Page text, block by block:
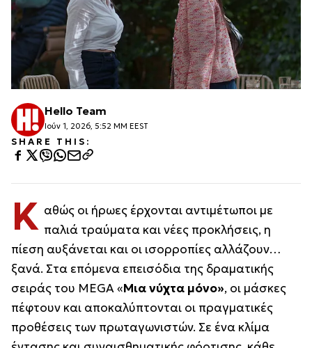
Hello Team
Ιούν 1, 2026, 5:52 ΜΜ EEST
SHARE THIS:
Κ αθώς οι ήρωες έρχονται αντιμέτωποι με
παλιά τραύματα και νέες προκλήσεις, η
πίεση αυξάνεται και οι ισορροπίες αλλάζουν…
ξανά. Στα επόμενα επεισόδια της δραματικής
σειράς του MEGA «Μια νύχτα μόνο», οι μάσκες
πέφτουν και αποκαλύπτονται οι πραγματικές
προθέσεις των πρωταγωνιστών. Σε ένα κλίμα